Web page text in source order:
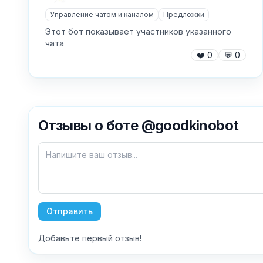
Управление чатом и каналом Предложки
Этот бот показывает участников указанного
чата
❤️ 0 💬 0
Отзывы о боте @goodkinobot
Отправить
Добавьте первый отзыв!